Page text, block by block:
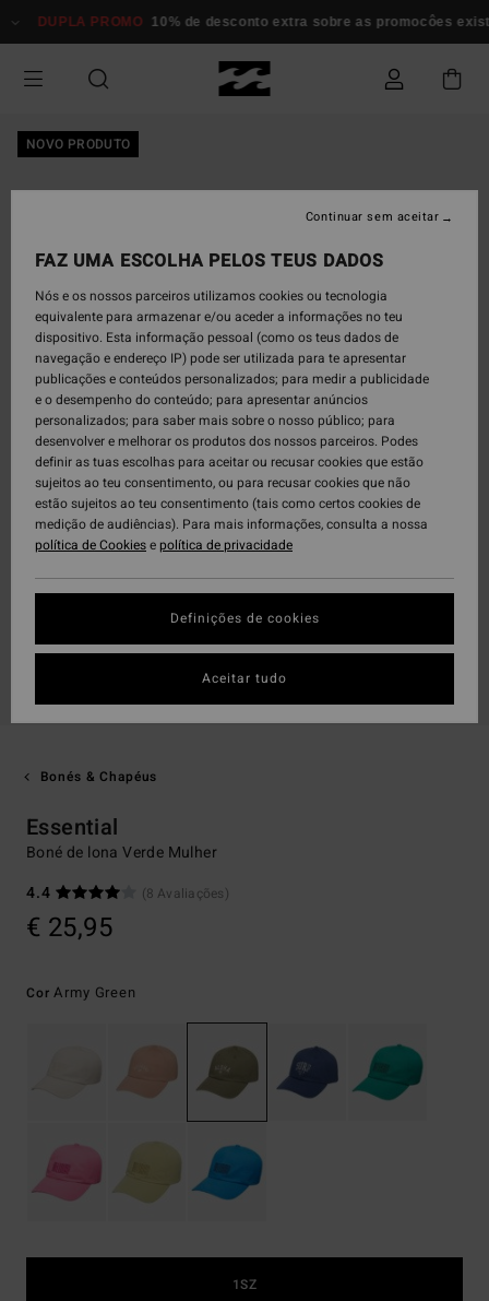
para
informação
DUPLA PROMO 10% de desconto extra sobre as promocôes
NOVO PRODUTO
Bonés & Chapéus
Essential
Boné de lona Verde Mulher
4.4
(8 Avaliações)
€ 25,95
CorArmy Green
1SZ
FAZ UMA ESCOLHA PELOS TEUS DADOS
Nós e os nossos parceiros utilizamos cookies ou tecnologia
equivalente para armazenar e/ou aceder a informações no teu
dispositivo. Esta informação pessoal (como os teus dados de
navegação e endereço IP) pode ser utilizada para te apresentar
publicações e conteúdos personalizados; para medir a publicidade
e o desempenho do conteúdo; para apresentar anúncios
personalizados; para saber mais sobre o nosso público; para
desenvolver e melhorar os produtos dos nossos parceiros. Podes
definir as tuas escolhas para aceitar ou recusar cookies que estão
sujeitos ao teu consentimento, ou para recusar cookies que não
estão sujeitos ao teu consentimento (tais como certos cookies de
medição de audiências). Para mais informações, consulta a nossa
política de Cookiesepolítica de privacidade
Definições de cookies
Continuar sem aceitar
Aceitar tudo